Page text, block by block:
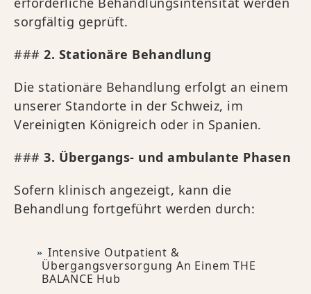
sorgfältig geprüft.
### 2. Stationäre Behandlung
Die stationäre Behandlung erfolgt an einem
unserer Standorte in der Schweiz, im
Vereinigten Königreich oder in Spanien.
### 3. Übergangs- und ambulante Phasen
Sofern klinisch angezeigt, kann die
Behandlung fortgeführt werden durch:
Intensive Outpatient &
Übergangsversorgung An Einem THE
BALANCE Hub